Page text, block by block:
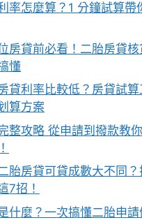
率怎麼算？1 分鐘試算帶
房貸前必看！二胎房貸
懂
貸利率比較低？房貸試
算方案
整攻略 從申請到撥款教
胎房貸可貸成數大不同
7招！
什麼？一次搞懂二胎申請